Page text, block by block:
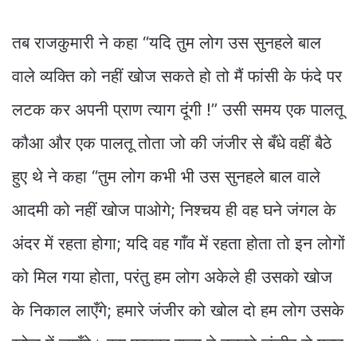
तब राजकुमारी ने कहा “यदि तुम लोग उस सुनहले बाल
वाले व्यक्ति को नहीं खोज सकते हो तो मैं फांसी के फंदे पर
लटक कर अपनी प्राण त्याग दूंगी !” उसी समय एक पालतू
कौआ और एक पालतू तोता जो की जंजीर से बँधे वहीं बैठे
हुए थे ने कहा “तुम लोग कभी भी उस सुनहले बाल वाले
आदमी को नहीं खोज पाओगे; निश्चय ही वह घने जंगल के
अंदर में रहता होगा; यदि वह गाँव में रहता होता तो इन लोगों
को मिल गया होता, परंतु हम लोग अकेले ही उसको खोज
के निकाल लाएँगे; हमारे जंजीर को खोल दो हम लोग उसके